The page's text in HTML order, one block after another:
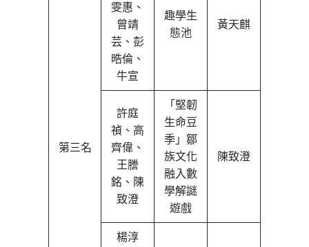
第三名
雯惠、
曾靖
芸、彭
晧倫、
牛宣
趣學生
態池
黃天麒
許庭
禎、高
齊偉、
王謄
銘、陳
致澄
「堅韌
生命豆
季」鄒
族文化
融入數
學解謎
遊戲
陳致澄
楊淳